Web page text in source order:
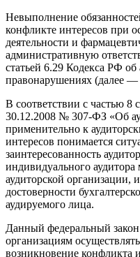
Невыполнение
конфликте интересов при
деятельности и
административную
статьей 6.29 Кодекса РФ
правонарушениях (далее
В соответствии с частью 8
30.12.2008 № 307-ФЗ «Об
применительно к
интересов понимается
заинтересованность
индивидуального
аудиторской организации,
достоверности
аудируемого лица.
Данный федеральный
организациям
возникновение конфликта